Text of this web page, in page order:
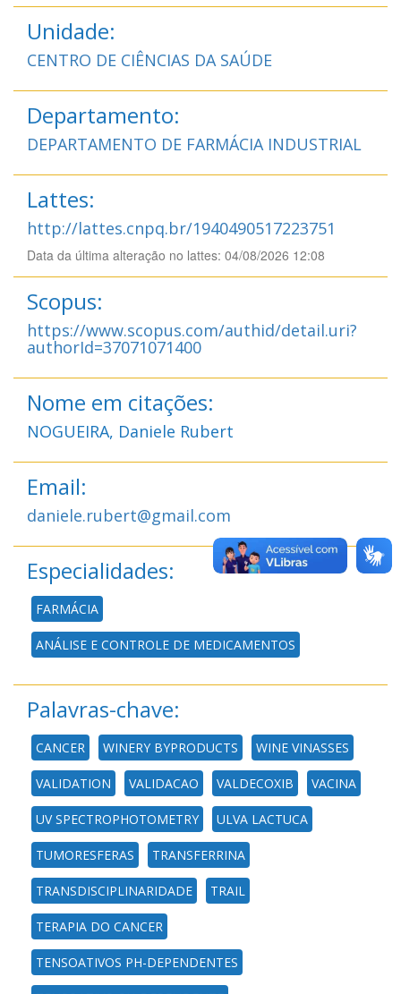
Unidade:
CENTRO DE CIÊNCIAS DA SAÚDE
Departamento:
DEPARTAMENTO DE FARMÁCIA INDUSTRIAL
Lattes:
http://lattes.cnpq.br/1940490517223751
Data da última alteração no lattes: 04/08/2026 12:08
Scopus:
https://www.scopus.com/authid/detail.uri?
authorId=37071071400
Nome em citações:
NOGUEIRA, Daniele Rubert
Email:
daniele.rubert@gmail.com
Especialidades:
FARMÁCIA
ANÁLISE E CONTROLE DE MEDICAMENTOS
Palavras-chave:
CANCER WINERY BYPRODUCTS WINE VINASSES
VALIDATION VALIDACAO VALDECOXIB VACINA
UV SPECTROPHOTOMETRY ULVA LACTUCA
TUMORESFERAS TRANSFERRINA
TRANSDISCIPLINARIDADE TRAIL
TERAPIA DO CANCER
TENSOATIVOS PH-DEPENDENTES